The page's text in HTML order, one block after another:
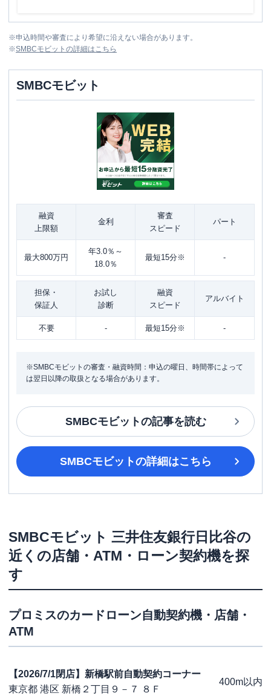
※申込時間や審査により希望に沿えない場合があります。
※SMBCモビット の詳細はこちら
SMBCモビット
融資
上限額
金利
審査
スピード
パート
最大800万円
年3.0％～
18.0％
最短15分※ -
担保・
保証人
お試し
診断
融資
スピード
アルバイト
不要 - 最短15分※ -
※SMBCモビットの審査・融資時間：申込の曜日、時間帯によって
は翌日以降の取扱となる場合があります。
SMBCモビットの記事を読む
SMBCモビットの詳細はこちら
SMBCモビット 三井住友銀行日比谷の
近くの店舗・ATM・ローン契約機を探
す
プロミスのカードローン自動契約機・店舗・
ATM
【2026/7/1閉店】新橋駅前自動契約コーナー
東京都 港区 新橋２丁目９－７ ８Ｆ
400m以内